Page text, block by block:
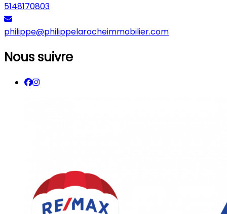
5148170803
philippe@philippelarocheimmobilier.com
Nous suivre